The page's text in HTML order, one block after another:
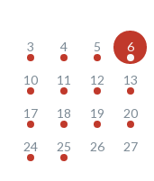
3 4 5 6
10 11 12 13
17 18 19 20
24 25 26 27